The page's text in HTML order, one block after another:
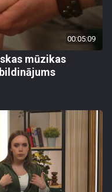
00:05:09
mūzikas